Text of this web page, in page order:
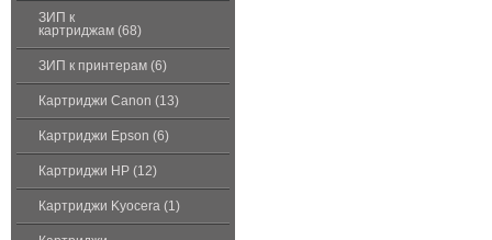
ЗИП к
картриджам (68)
ЗИП к принтерам (6)
Картриджи Canon (13)
Картриджи Epson (6)
Картриджи HP (12)
Картриджи Kyocera (1)